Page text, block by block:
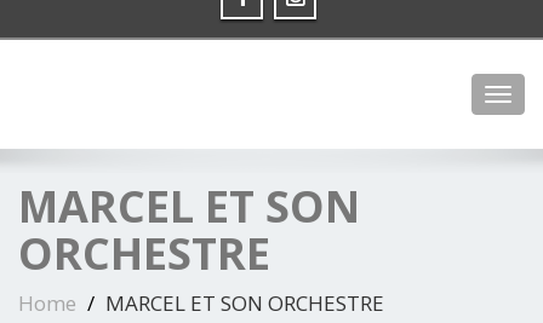
MARCEL ET SON
ORCHESTRE
Home MARCEL ET SON ORCHESTRE